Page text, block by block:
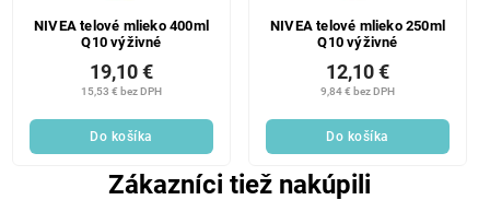
NIVEA telové mlieko 400ml
Q10 výživné
15,53 € bez DPH
19,10 €
Do košíka
NIVEA telové mlieko 250ml
Q10 výživné
9,84 € bez DPH
12,10 €
Do košíka
Zákazníci tiež nakúpili